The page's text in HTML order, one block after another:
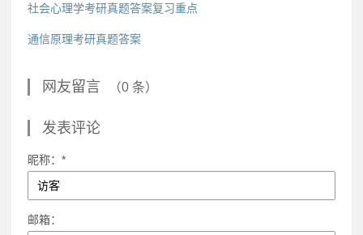
社会心理学考研真题答案复习重点
通信原理考研真题答案
网友留言 （0 条）
发表评论
昵称：*
邮箱：